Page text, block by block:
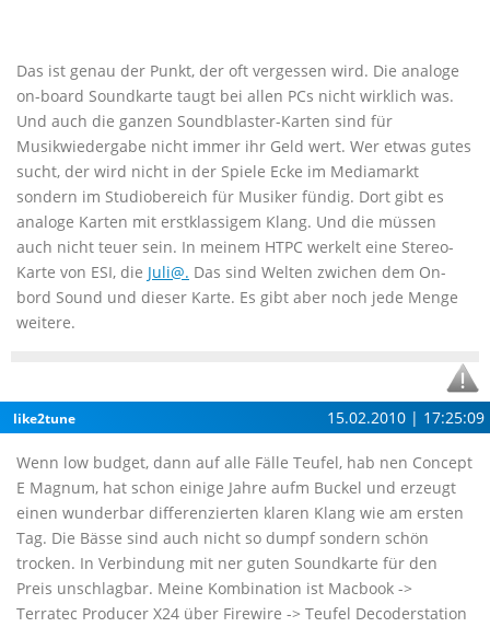
Das ist genau der Punkt, der oft vergessen wird. Die analoge
on-board Soundkarte taugt bei allen PCs nicht wirklich was.
Und auch die ganzen Soundblaster-Karten sind für
Musikwiedergabe nicht immer ihr Geld wert. Wer etwas gutes
sucht, der wird nicht in der Spiele Ecke im Mediamarkt
sondern im Studiobereich für Musiker fündig. Dort gibt es
analoge Karten mit erstklassigem Klang. Und die müssen
auch nicht teuer sein. In meinem HTPC werkelt eine Stereo-
Karte von ESI, die Juli@. Das sind Welten zwichen dem On-
bord Sound und dieser Karte. Es gibt aber noch jede Menge
weitere.
like2tune 15.02.2010 | 17:25:09
Wenn low budget, dann auf alle Fälle Teufel, hab nen Concept
E Magnum, hat schon einige Jahre aufm Buckel und erzeugt
einen wunderbar differenzierten klaren Klang wie am ersten
Tag. Die Bässe sind auch nicht so dumpf sondern schön
trocken. In Verbindung mit ner guten Soundkarte für den
Preis unschlagbar. Meine Kombination ist Macbook ->
Terratec Producer X24 über Firewire -> Teufel Decoderstation